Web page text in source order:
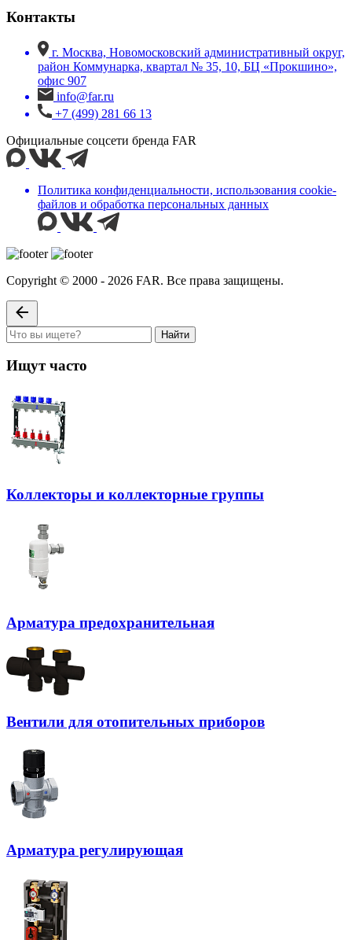
Контакты
г. Москва, Новомосковский административный округ,
район Коммунарка, квартал № 35, 10, БЦ «Прокшино»,
офис 907
info@far.ru
+7 (499) 281 66 13
Официальные соцсети бренда FAR
Политика конфиденциальности, использования сookie-
файлов и обработка персональных данных
Copyright © 2000 - 2026 FAR. Все права защищены.
Найти
Ищут часто
Коллекторы и коллекторные группы
Арматура предохранительная
Вентили для отопительных приборов
Арматура регулирующая